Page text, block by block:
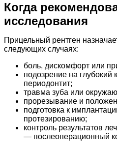
Когда
исследования
Прицельный рентген
следующих случаях:
боль, дискомфорт или
подозрение на глубокий
периодонтит;
травма зуба или
прорезывание и
подготовка к
протезированию;
контроль результатов
— послеоперационный